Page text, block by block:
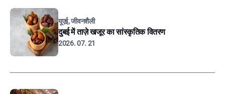
यूएई, जीवनशैली
दुबई में ताज़े खजूर का सांस्कृतिक वितरण
2026. 07. 21